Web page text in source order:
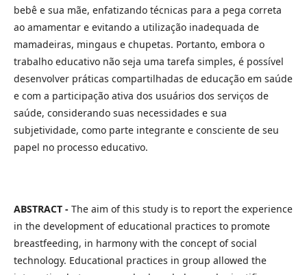
bebê e sua mãe, enfatizando técnicas para a pega correta
ao amamentar e evitando a utilização inadequada de
mamadeiras, mingaus e chupetas. Portanto, embora o
trabalho educativo não seja uma tarefa simples, é possível
desenvolver práticas compartilhadas de educação em saúde
e com a participação ativa dos usuários dos serviços de
saúde, considerando suas necessidades e sua
subjetividade, como parte integrante e consciente de seu
papel no processo educativo.
ABSTRACT - The aim of this study is to report the experience
in the development of educational practices to promote
breastfeeding, in harmony with the concept of social
technology. Educational practices in group allowed the